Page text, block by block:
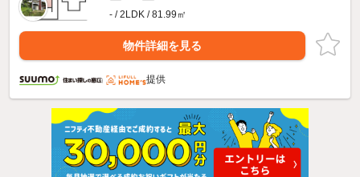
- / 2LDK / 81.99㎡
物件詳細を見る
提供